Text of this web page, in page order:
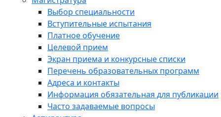
Выбор специальности
Вступительные испытания
Платное обучение
Целевой прием
Экран приема и конкурсные списки
Перечень образовательных программ
Адреса и контакты
Информация обязательная для публикации
Часто задаваемые вопросы